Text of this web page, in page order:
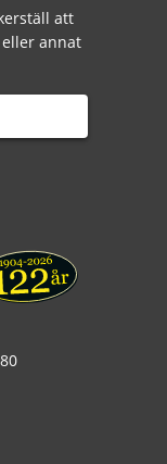
att
annat